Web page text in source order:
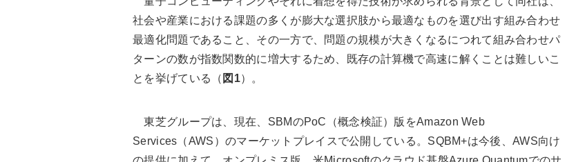
社会や産業における課題の多くが膨大な選択肢から最適なものを選び出す組み合わせ
最適化問題であること、その一方で、問題の規模が大きくなるにつれて組み合わせパ
ターンの数が指数関数的に増大するため、既存の計算機で高速に解くことは難しいこ
とを挙げている（ 図1）。
東芝グループは、現在、SBMのPoC（概念検証）版をAmazon Web
Services（AWS）のマーケットプレイスで公開している。SQBM+は今後、AWS向け